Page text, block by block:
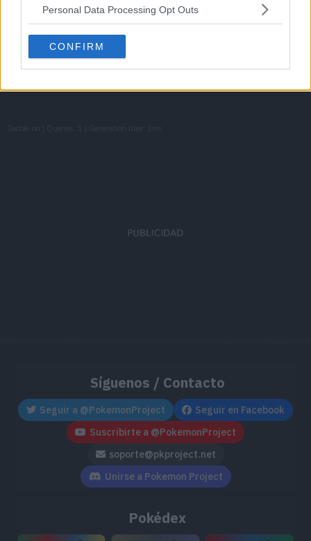
Personal Data Processing Opt Outs
CONFIRM
Episodio 12
Episodio 13
The Knight in the Ruins
Síguenos / Contacto
Seguir a @PokemonProject
Seguir en Facebook
Suscribirte a @PokemonProject
soporte@pkproject.net
Unirse a Pokemon Project
Pokédex